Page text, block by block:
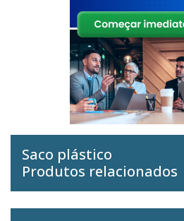
Saco plástico
Produtos relacionados